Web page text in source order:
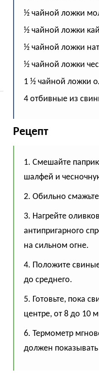
½ чайной ложки
½ чайной ложки
½ чайной ложки
½ чайной ложки
1 ½ чайной ложки
4 отбивные из
Рецепт
1. Смешайте
шалфей и
2. Обильно
3. Нагрейте
антипригарного
на сильном огне.
4. Положите
до среднего.
5. Готовьте, пока
центре, от 8 до 10
6. Термометр
должен